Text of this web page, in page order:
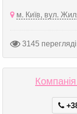
м. Київ, вул.
3145